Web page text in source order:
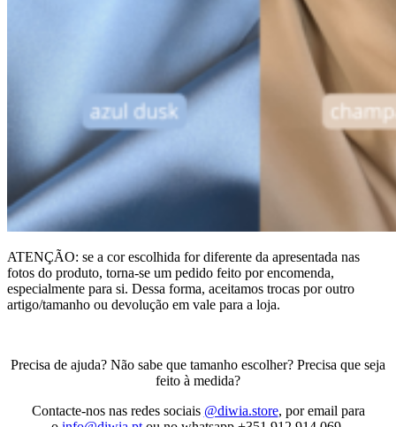
ATENÇÃO: se a cor escolhida for diferente da apresentada nas
fotos do produto, torna-se um pedido feito por encomenda,
especialmente para si. Dessa forma, aceitamos trocas por outro
artigo/tamanho ou devolução em vale para a loja.
Precisa de ajuda? Não sabe que tamanho escolher? Precisa que seja
feito à medida?
Contacte-nos nas redes sociais @diwia.store, por email para